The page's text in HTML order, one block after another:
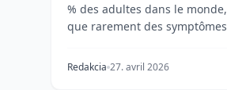
% des adultes dans le
que rarement des
Redakcia 27. avril 2026